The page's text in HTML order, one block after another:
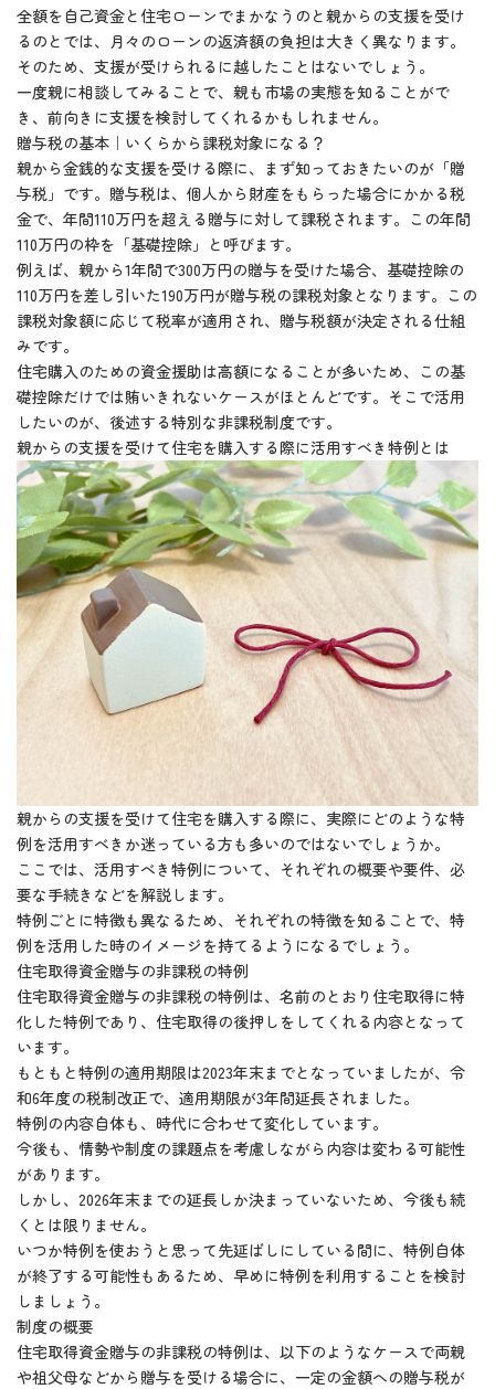
全額を自己資金と住宅ローンでまかなうのと親からの支援を受け
るのとでは、月々のローンの返済額の負担は大きく異なります。
そのため、支援が受けられるに越したことはないでしょう。
一度親に相談してみることで、親も市場の実態を知ることがで
き、前向きに支援を検討してくれるかもしれません。
贈与税の基本｜いくらから課税対象になる？
親から金銭的な支援を受ける際に、まず知っておきたいのが「贈
与税」です。贈与税は、個人から財産をもらった場合にかかる税
金で、年間110万円を超える贈与に対して課税されます。この年間
110万円の枠を「基礎控除」と呼びます。
例えば、親から1年間で300万円の贈与を受けた場合、基礎控除の
110万円を差し引いた190万円が贈与税の課税対象となります。この
課税対象額に応じて税率が適用され、贈与税額が決定される仕組
みです。
住宅購入のための資金援助は高額になることが多いため、この基
礎控除だけでは賄いきれないケースがほとんどです。そこで活用
したいのが、後述する特別な非課税制度です。
親からの支援を受けて住宅を購入する際に活用すべき特例とは
親からの支援を受けて住宅を購入する際に、実際にどのような特
例を活用すべきか迷っている方も多いのではないでしょうか。
ここでは、活用すべき特例について、それぞれの概要や要件、必
要な手続きなどを解説します。
特例ごとに特徴も異なるため、それぞれの特徴を知ることで、特
例を活用した時のイメージを持てるようになるでしょう。
住宅取得資金贈与の非課税の特例
住宅取得資金贈与の非課税の特例は、名前のとおり住宅取得に特
化した特例であり、住宅取得の後押しをしてくれる内容となって
います。
もともと特例の適用期限は2023年末までとなっていましたが、令
和6年度の税制改正で、適用期限が3年間延長されました。
特例の内容自体も、時代に合わせて変化しています。
今後も、情勢や制度の課題点を考慮しながら内容は変わる可能性
があります。
しかし、2026年末までの延長しか決まっていないため、今後も続
くとは限りません。
いつか特例を使おうと思って先延ばしにしている間に、特例自体
が終了する可能性もあるため、早めに特例を利用することを検討
しましょう。
制度の概要
住宅取得資金贈与の非課税の特例は、以下のようなケースで両親
や祖父母などから贈与を受ける場合に、一定の金額への贈与税が